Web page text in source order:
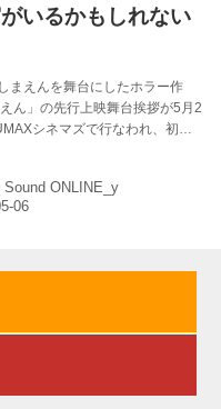
いるかもしれない
まえんを舞台にしたホラー作
えん」の先行上映舞台挨拶が5月2
シネマズで行なわれ、初め
ト6名が揃って登壇した。出席メ
さいとうなり、小宮有紗、そし
。 全員が劇中衣装で登壇してい
なコメントも。前回の舞台挨拶
ネタバレ発言をしてしまった松
Sound ONLINE_y